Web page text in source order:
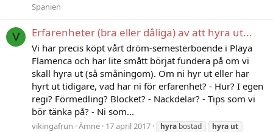
Spanien
V Erfarenheter (bra eller dåliga) av att hyra ut...
Vi har precis köpt vårt dröm-semesterboende i Playa
Flamenca och har lite smått börjat fundera på om vi
skall hyra ut (så småningom). Om ni hyr ut eller har
hyrt ut tidigare, vad har ni för erfarenhet? - Hur? I egen
regi? Förmedling? Blocket? - Nackdelar? - Tips som vi
bör tänka på? - Ni som...
vikingafrun Ämne 17 april 2017 hyra bostad hyra ut